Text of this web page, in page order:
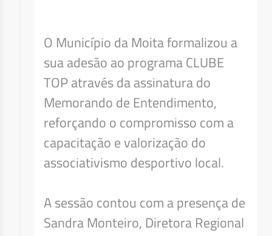
O Município da Moita formalizou a
sua adesão ao programa CLUBE
TOP através da assinatura do
Memorando de Entendimento,
reforçando o compromisso com a
capacitação e valorização do
associativismo desportivo local.
A sessão contou com a presença de
Sandra Monteiro, Diretora Regional